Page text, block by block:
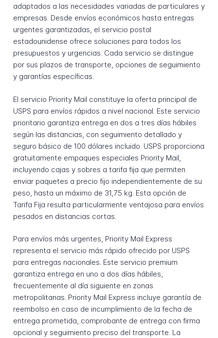
adaptados a las necesidades variadas de particulares y
empresas. Desde envíos económicos hasta entregas
urgentes garantizadas, el servicio postal
estadounidense ofrece soluciones para todos los
presupuestos y urgencias. Cada servicio se distingue
por sus plazos de transporte, opciones de seguimiento
y garantías específicas.
El servicio Priority Mail constituye la oferta principal de
USPS para envíos rápidos a nivel nacional. Este servicio
prioritario garantiza entrega en dos a tres días hábiles
según las distancias, con seguimiento detallado y
seguro básico de 100 dólares incluido. USPS proporciona
gratuitamente empaques especiales Priority Mail,
incluyendo cajas y sobres a tarifa fija que permiten
enviar paquetes a precio fijo independientemente de su
peso, hasta un máximo de 31,75 kg. Esta opción de
Tarifa Fija resulta particularmente ventajosa para envíos
pesados en distancias cortas.
Para envíos más urgentes, Priority Mail Express
representa el servicio más rápido ofrecido por USPS
para entregas nacionales. Este servicio premium
garantiza entrega en uno a dos días hábiles,
frecuentemente al día siguiente en zonas
metropolitanas. Priority Mail Express incluye garantía de
reembolso en caso de incumplimiento de la fecha de
entrega prometida, comprobante de entrega con firma
opcional y seguimiento preciso del transporte. La